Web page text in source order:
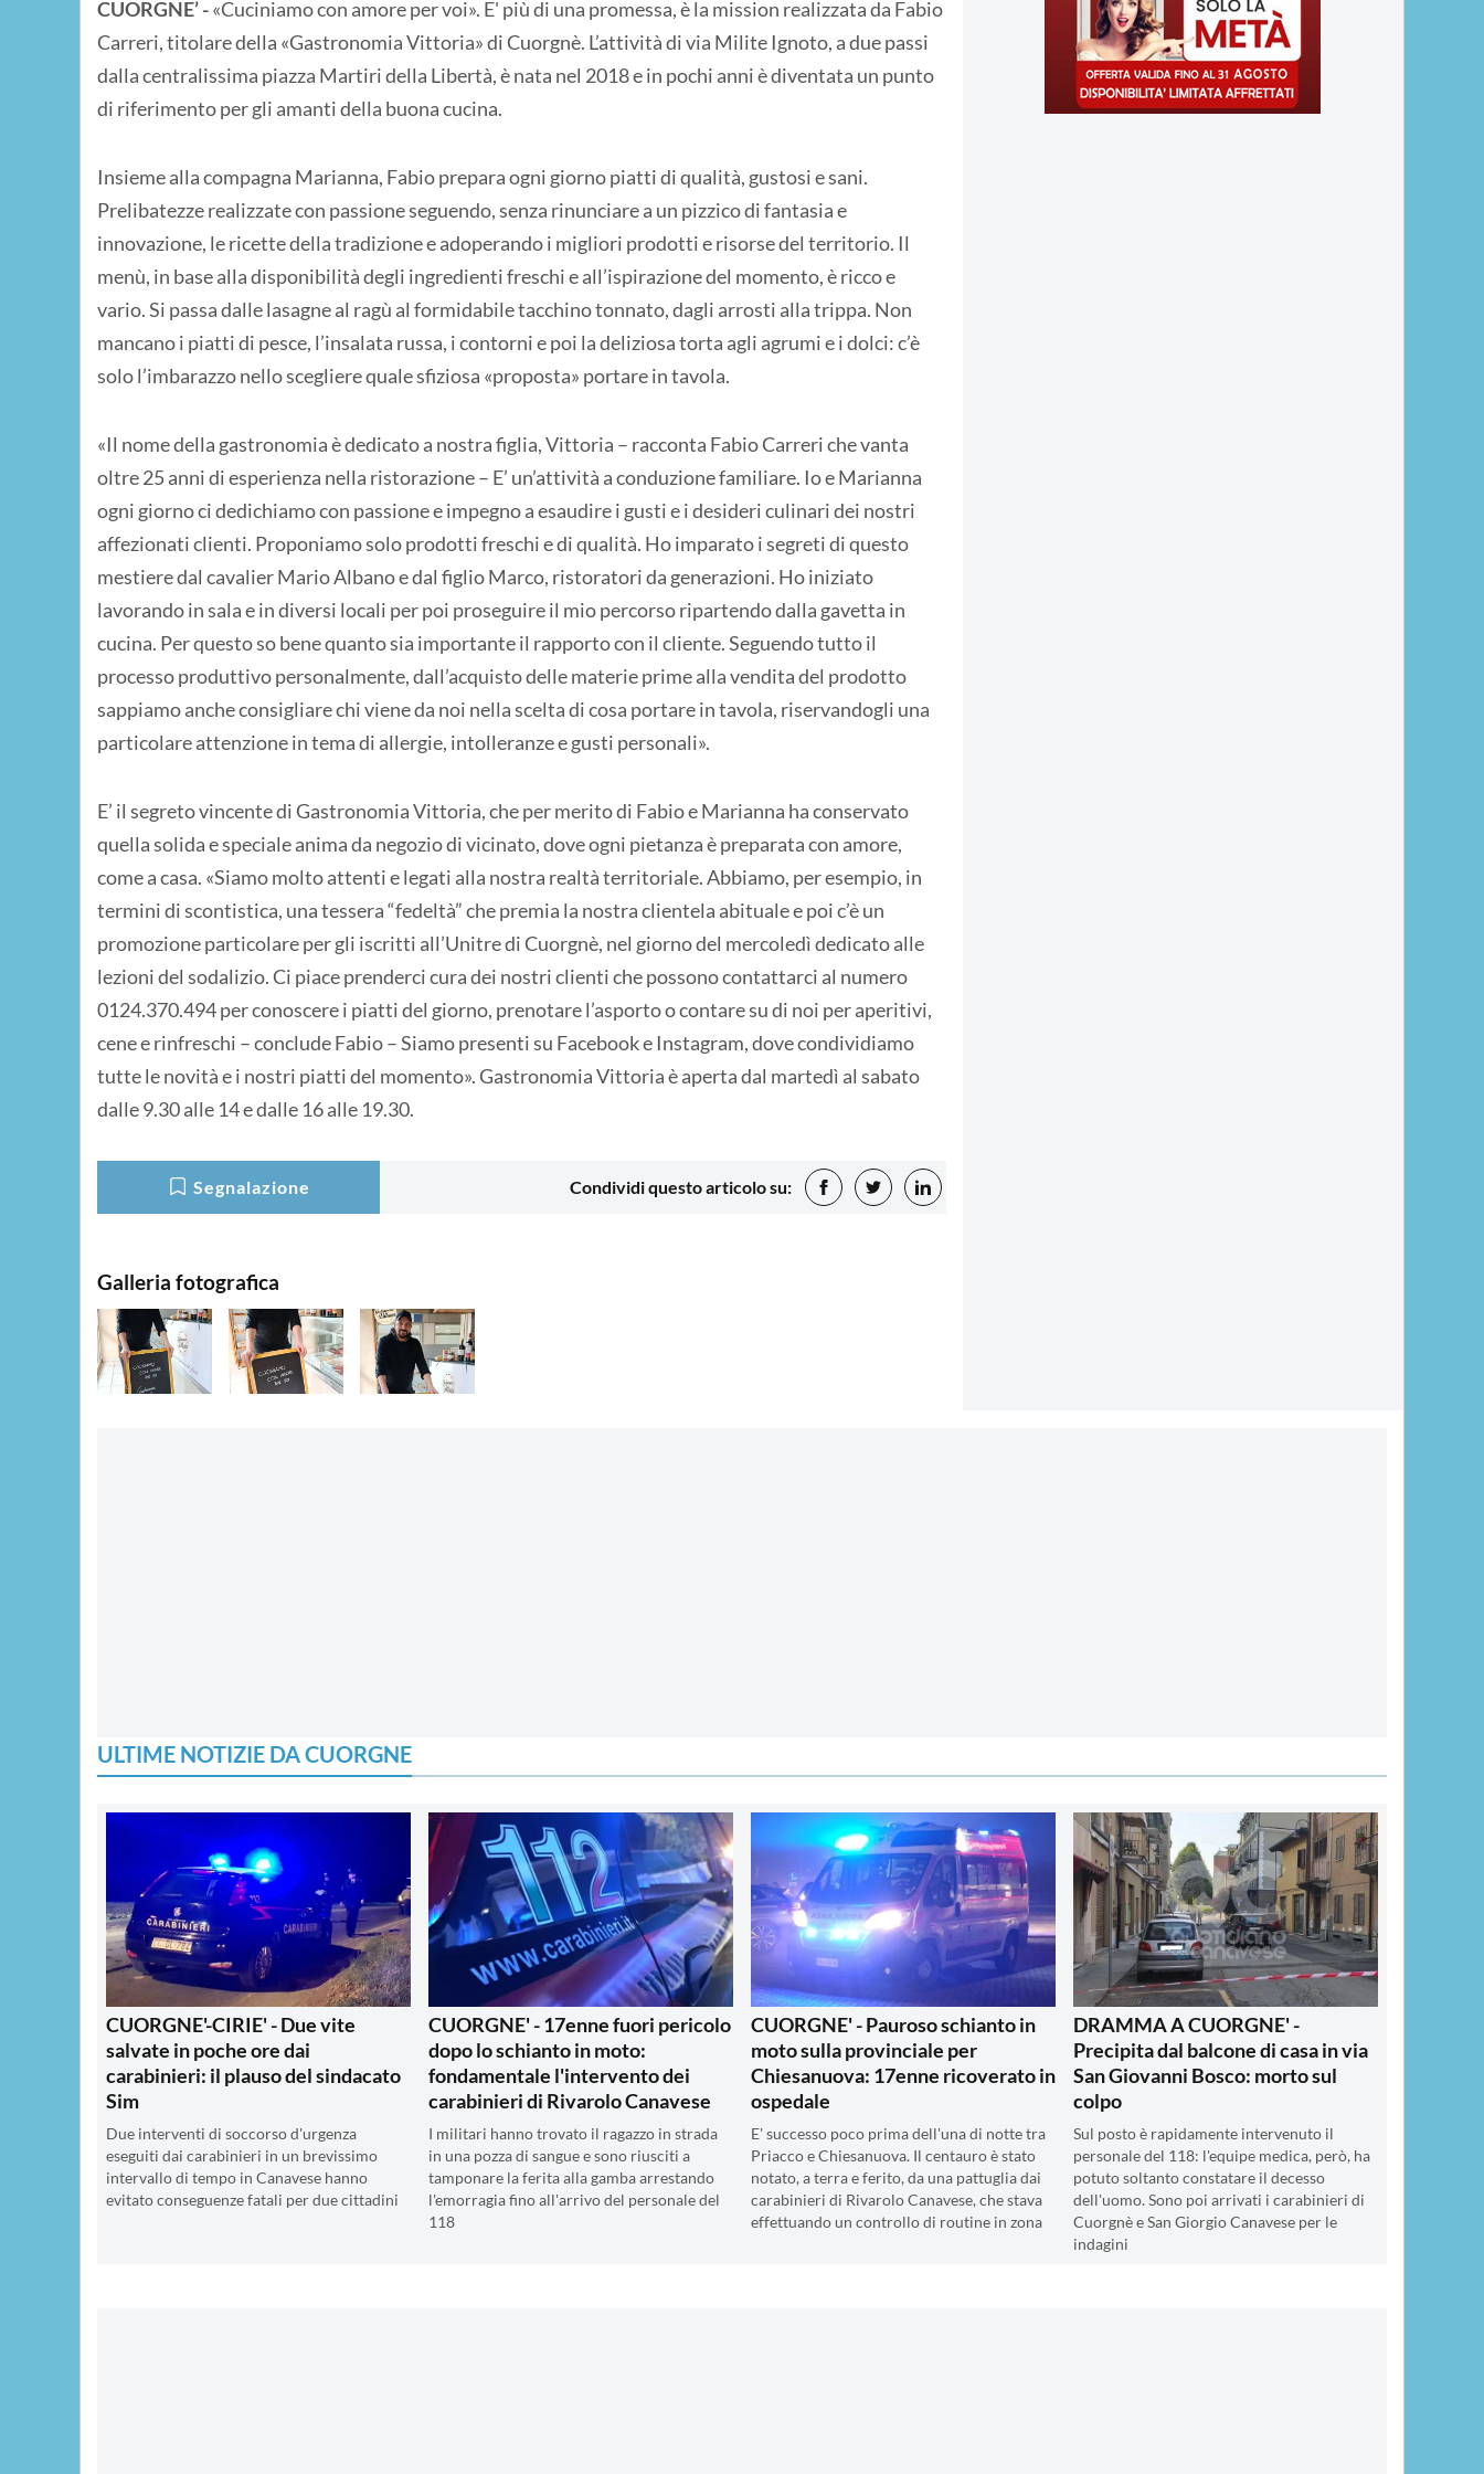
CUORGNE’ -«Cuciniamo con amore per voi». E' più di una promessa, è la mission realizzata da Fabio
Carreri, titolare della «Gastronomia Vittoria» di Cuorgnè. L’attività di via Milite Ignoto, a due passi
dalla centralissima piazza Martiri della Libertà, è nata nel 2018 e in pochi anni è diventata un punto
di riferimento per gli amanti della buona cucina.
Insieme alla compagna Marianna, Fabio prepara ogni giorno piatti di qualità, gustosi e sani.
Prelibatezze realizzate con passione seguendo, senza rinunciare a un pizzico di fantasia e
innovazione, le ricette della tradizione e adoperando i migliori prodotti e risorse del territorio. Il
menù, in base alla disponibilità degli ingredienti freschi e all’ispirazione del momento, è ricco e
vario. Si passa dalle lasagne al ragù al formidabile tacchino tonnato, dagli arrosti alla trippa. Non
mancano i piatti di pesce, l’insalata russa, i contorni e poi la deliziosa torta agli agrumi e i dolci: c’è
solo l’imbarazzo nello scegliere quale sfiziosa «proposta» portare in tavola.
«Il nome della gastronomia è dedicato a nostra figlia, Vittoria – racconta Fabio Carreri che vanta
oltre 25 anni di esperienza nella ristorazione – E’ un’attività a conduzione familiare. Io e Marianna
ogni giorno ci dedichiamo con passione e impegno a esaudire i gusti e i desideri culinari dei nostri
affezionati clienti. Proponiamo solo prodotti freschi e di qualità. Ho imparato i segreti di questo
mestiere dal cavalier Mario Albano e dal figlio Marco, ristoratori da generazioni. Ho iniziato
lavorando in sala e in diversi locali per poi proseguire il mio percorso ripartendo dalla gavetta in
cucina. Per questo so bene quanto sia importante il rapporto con il cliente. Seguendo tutto il
processo produttivo personalmente, dall’acquisto delle materie prime alla vendita del prodotto
sappiamo anche consigliare chi viene da noi nella scelta di cosa portare in tavola, riservandogli una
particolare attenzione in tema di allergie, intolleranze e gusti personali».
E’ il segreto vincente di Gastronomia Vittoria, che per merito di Fabio e Marianna ha conservato
quella solida e speciale anima da negozio di vicinato, dove ogni pietanza è preparata con amore,
come a casa. «Siamo molto attenti e legati alla nostra realtà territoriale. Abbiamo, per esempio, in
termini di scontistica, una tessera “fedeltà” che premia la nostra clientela abituale e poi c’è un
promozione particolare per gli iscritti all’Unitre di Cuorgnè, nel giorno del mercoledì dedicato alle
lezioni del sodalizio. Ci piace prenderci cura dei nostri clienti che possono contattarci al numero
0124.370.494 per conoscere i piatti del giorno, prenotare l’asporto o contare su di noi per aperitivi,
cene e rinfreschi – conclude Fabio – Siamo presenti su Facebook e Instagram, dove condividiamo
tutte le novità e i nostri piatti del momento». Gastronomia Vittoria è aperta dal martedì al sabato
dalle 9.30 alle 14 e dalle 16 alle 19.30.
Segnalazione Condividi questo articolo su:
Galleria fotografica
ULTIME NOTIZIE DA CUORGNE
CUORGNE'-CIRIE' - Due vite
salvate in poche ore dai
carabinieri: il plauso del sindacato
Sim
Due interventi di soccorso d'urgenza
eseguiti dai carabinieri in un brevissimo
intervallo di tempo in Canavese hanno
evitato conseguenze fatali per due cittadini
CUORGNE' - 17enne fuori pericolo
dopo lo schianto in moto:
fondamentale l'intervento dei
carabinieri di Rivarolo Canavese
I militari hanno trovato il ragazzo in strada
in una pozza di sangue e sono riusciti a
tamponare la ferita alla gamba arrestando
l'emorragia fino all'arrivo del personale del
118
CUORGNE' - Pauroso schianto in
moto sulla provinciale per
Chiesanuova: 17enne ricoverato in
ospedale
E' successo poco prima dell'una di notte tra
Priacco e Chiesanuova. Il centauro è stato
notato, a terra e ferito, da una pattuglia dai
carabinieri di Rivarolo Canavese, che stava
effettuando un controllo di routine in zona
DRAMMA A CUORGNE' -
Precipita dal balcone di casa in via
San Giovanni Bosco: morto sul
colpo
Sul posto è rapidamente intervenuto il
personale del 118: l'equipe medica, però, ha
potuto soltanto constatare il decesso
dell'uomo. Sono poi arrivati i carabinieri di
Cuorgnè e San Giorgio Canavese per le
indagini